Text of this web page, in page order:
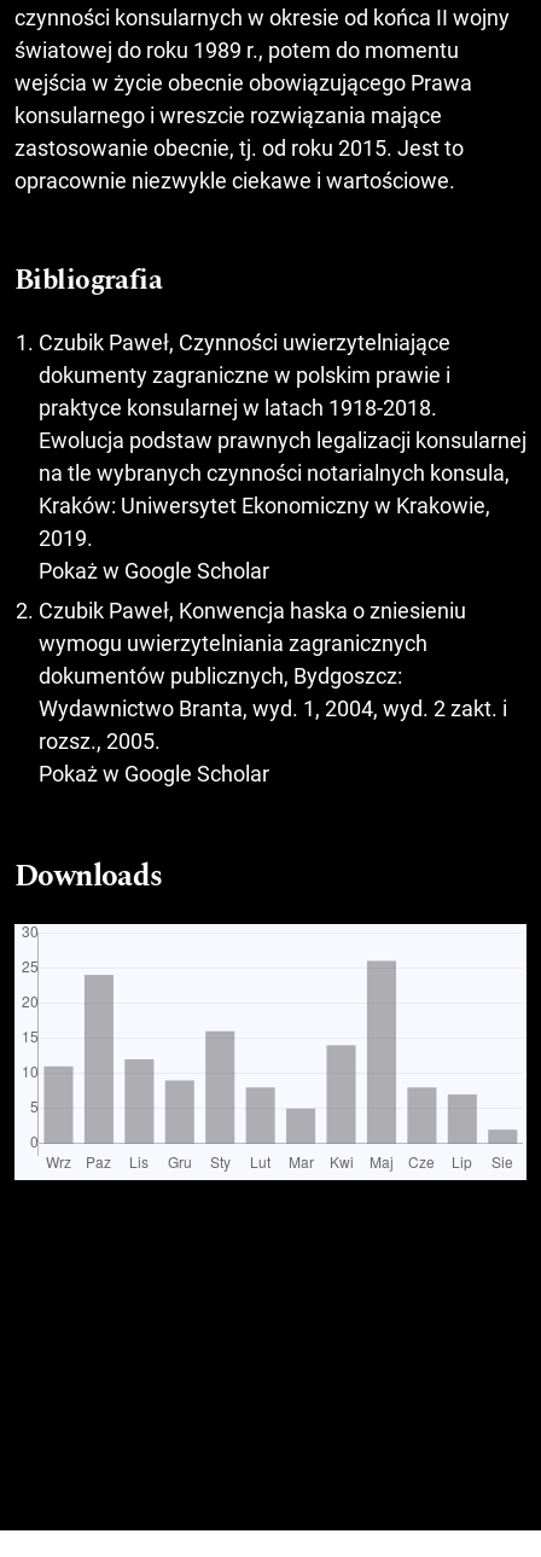
czynności konsularnych w okresie od końca II wojny
światowej do roku 1989 r., potem do momentu
wejścia w życie obecnie obowiązującego Prawa
konsularnego i wreszcie rozwiązania mające
zastosowanie obecnie, tj. od roku 2015. Jest to
opracownie niezwykle ciekawe i wartościowe.
Bibliografia
Czubik Paweł, Czynności uwierzytelniające
dokumenty zagraniczne w polskim prawie i
praktyce konsularnej w latach 1918-2018.
Ewolucja podstaw prawnych legalizacji konsularnej
na tle wybranych czynności notarialnych konsula,
Kraków: Uniwersytet Ekonomiczny w Krakowie,
2019.
Pokaż w Google Scholar
Czubik Paweł, Konwencja haska o zniesieniu
wymogu uwierzytelniania zagranicznych
dokumentów publicznych, Bydgoszcz:
Wydawnictwo Branta, wyd. 1, 2004, wyd. 2 zakt. i
rozsz., 2005.
Pokaż w Google Scholar
Downloads